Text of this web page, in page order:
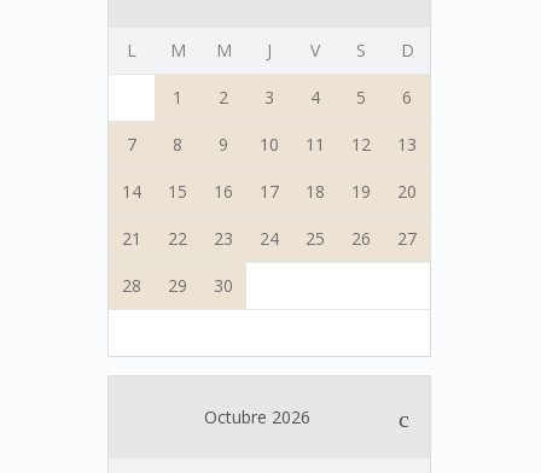
L M M J V S D
1 2 3 4 5 6
7 8 9 10 11 12 13
14 15 16 17 18 19 20
21 22 23 24 25 26 27
28 29 30
Octubre 2026